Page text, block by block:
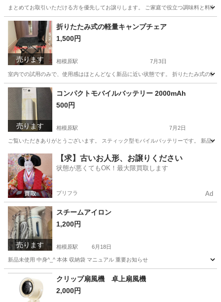
まとめてお取引いただける方を優先してお譲りします。 ご家庭で役立つ調味料と料
神奈川 相模原市 相模原駅 食品
売ります
折りたたみ式の軽量キャンプチェア
1,500円
相模原駅 7月3日
室内での試用のみで、使用感はほとんどなく新品に近い状態です。 折りたたみ式の
神奈川 相模原市 相模原駅 家庭用品 キャンプチェア
売ります
コンパクトモバイルバッテリー 2000mAh
500円
相模原駅 7月2日
ご覧いただきありがとうございます。 スティック型モバイルバッテリーです。 新品未
神奈川 相模原市 相模原駅 携帯アクセサリー
【求】古いお人形、お譲りください
状態が悪くてもOK！最大限買取します
プリフラ Ad
売ります
スチームアイロン
1,200円
相模原駅 6月18日
新品未使用 中身^_^ 本体 収納袋 マニュアル 重要お知らせ
神奈川 相模原市 相模原駅 生活家電 スチーム
クリップ扇風機 卓上扇風機
2,000円